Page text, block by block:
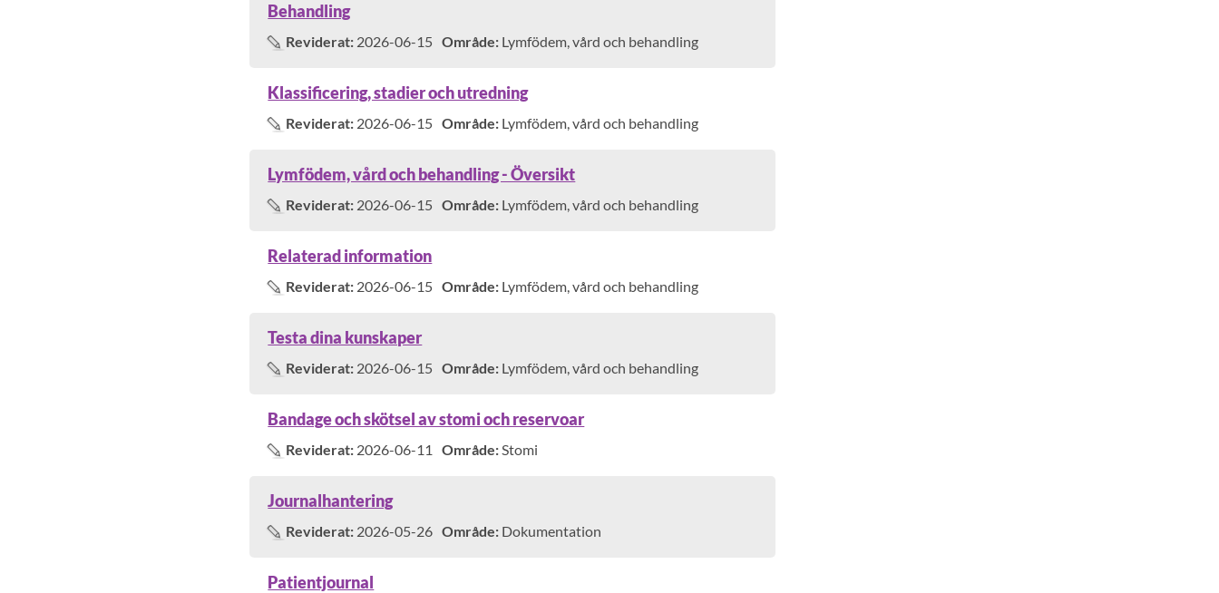
Behandling
Reviderat: 2026-06-15 Område: Lymfödem, vård och behandling
Klassificering, stadier och utredning
Reviderat: 2026-06-15 Område: Lymfödem, vård och behandling
Lymfödem, vård och behandling - Översikt
Reviderat: 2026-06-15 Område: Lymfödem, vård och behandling
Relaterad information
Reviderat: 2026-06-15 Område: Lymfödem, vård och behandling
Testa dina kunskaper
Reviderat: 2026-06-15 Område: Lymfödem, vård och behandling
Bandage och skötsel av stomi och reservoar
Reviderat: 2026-06-11 Område:Stomi
Journalhantering
Reviderat: 2026-05-26 Område: Dokumentation
Patientjournal